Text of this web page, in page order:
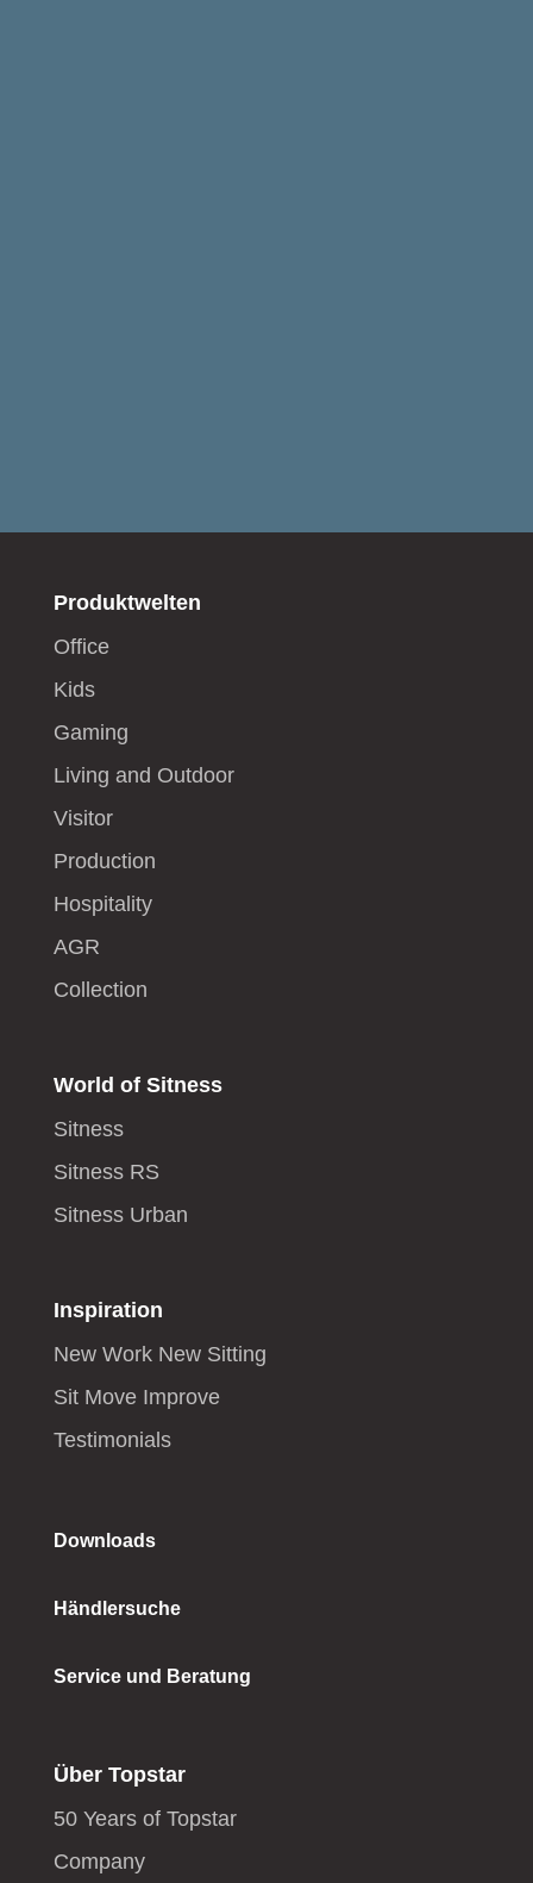
Produktwelten
Office
Kids
Gaming
Living and Outdoor
Visitor
Production
Hospitality
AGR
Collection
World of Sitness
Sitness
Sitness RS
Sitness Urban
Inspiration
New Work New Sitting
Sit Move Improve
Testimonials
Downloads
Händlersuche
Service und Beratung
Über Topstar
50 Years of Topstar
Company